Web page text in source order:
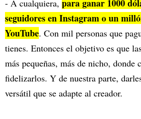
- A cualquiera, para ganar 1000
seguidores en Instagram o un
YouTube. Con mil personas que
tienes. Entonces el objetivo es que
más pequeñas, más de nicho, donde
fidelizarlos. Y de nuestra parte,
versátil que se adapte al creador.